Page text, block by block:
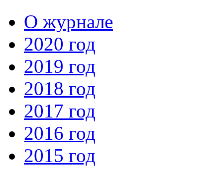
О журнале
2020 год
2019 год
2018 год
2017 год
2016 год
2015 год